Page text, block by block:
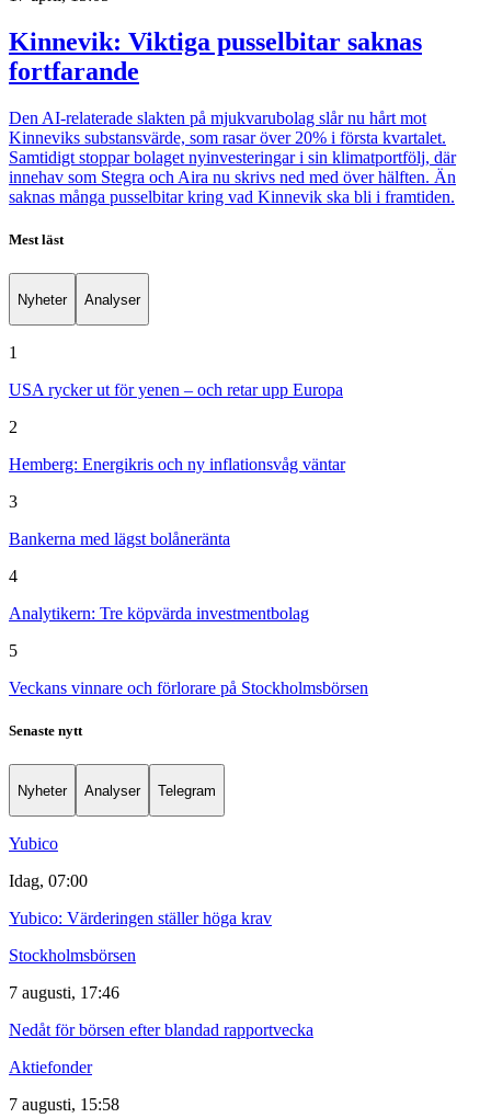
Kinnevik: Viktiga pusselbitar saknas
fortfarande
Den AI-relaterade slakten på mjukvarubolag slår nu hårt mot
Kinneviks substansvärde, som rasar över 20% i första kvartalet.
Samtidigt stoppar bolaget nyinvesteringar i sin klimatportfölj, där
innehav som Stegra och Aira nu skrivs ned med över hälften. Än
saknas många pusselbitar kring vad Kinnevik ska bli i framtiden.
Mest läst
Nyheter Analyser
1
USA rycker ut för yenen – och retar upp Europa
2
Hemberg: Energikris och ny inflationsvåg väntar
3
Bankerna med lägst bolåneränta
4
Analytikern: Tre köpvärda investmentbolag
5
Veckans vinnare och förlorare på Stockholmsbörsen
Senaste nytt
Nyheter Analyser Telegram
Yubico
Idag, 07:00
Yubico: Värderingen ställer höga krav
Stockholmsbörsen
7 augusti, 17:46
Nedåt för börsen efter blandad rapportvecka
Aktiefonder
7 augusti, 15:58